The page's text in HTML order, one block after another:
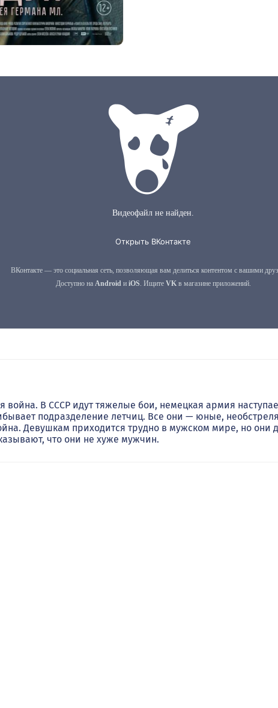
война. В СССР идут тяжелые бои, немецкая армия
подразделение летчиц. Все они — юные,
Девушкам приходится трудно в мужском мире, но они
что они не хуже мужчин.